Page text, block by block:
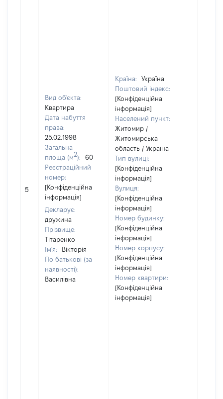
5
Вид об'єкта:
Квартира
Дата набуття
права:
25.02.1998
Загальна
площа (м2):
60
Реєстраційний
номер:
[Конфіденційна
інформація]
Декларує:
дружина
Прізвище:
Тітаренко
Ім'я:
Вікторія
По батькові (за
наявності):
Василівна
Країна:
Україна
Поштовий індекс:
[Конфіденційна
інформація]
Населений пункт:
Житомир /
Житомирська
область / Україна
Тип вулиці:
[Конфіденційна
інформація]
Вулиця:
[Конфіденційна
інформація]
Номер будинку:
[Конфіденційна
інформація]
Номер корпусу:
[Конфіденційна
інформація]
Номер квартири:
[Конфіденційна
інформація]